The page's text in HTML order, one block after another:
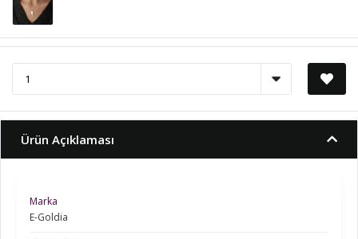
Ürün Açıklaması
Marka
E-Goldia